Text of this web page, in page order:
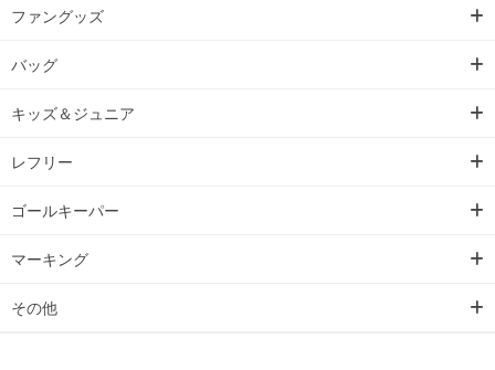
ファングッズ
バッグ
キッズ＆ジュニア
レフリー
ゴールキーパー
マーキング
その他